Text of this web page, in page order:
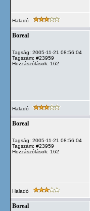
Haladó
Boreal
Tagság: 2005-11-21 08:56:04
Tagszám: #23959
Hozzászólások: 162
Haladó
Boreal
Tagság: 2005-11-21 08:56:04
Tagszám: #23959
Hozzászólások: 162
Haladó
Boreal